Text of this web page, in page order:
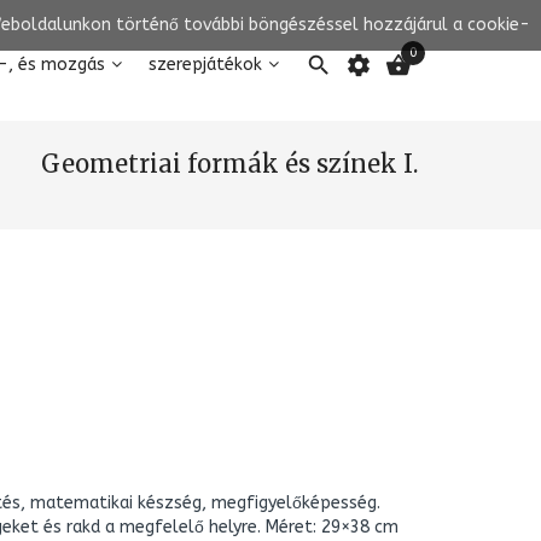
történő további böngészéssel hozzájárul a cookie-
és mozgás
szerepjátékok  settings 0
Geometriai formák és színek I.
matematikai készség, megfigyelőképesség.
és rakd a megfelelő helyre. Méret: 29×38 cm